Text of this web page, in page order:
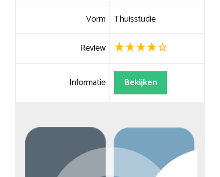
Vorm Thuisstudie
Review
Informatie Bekijken